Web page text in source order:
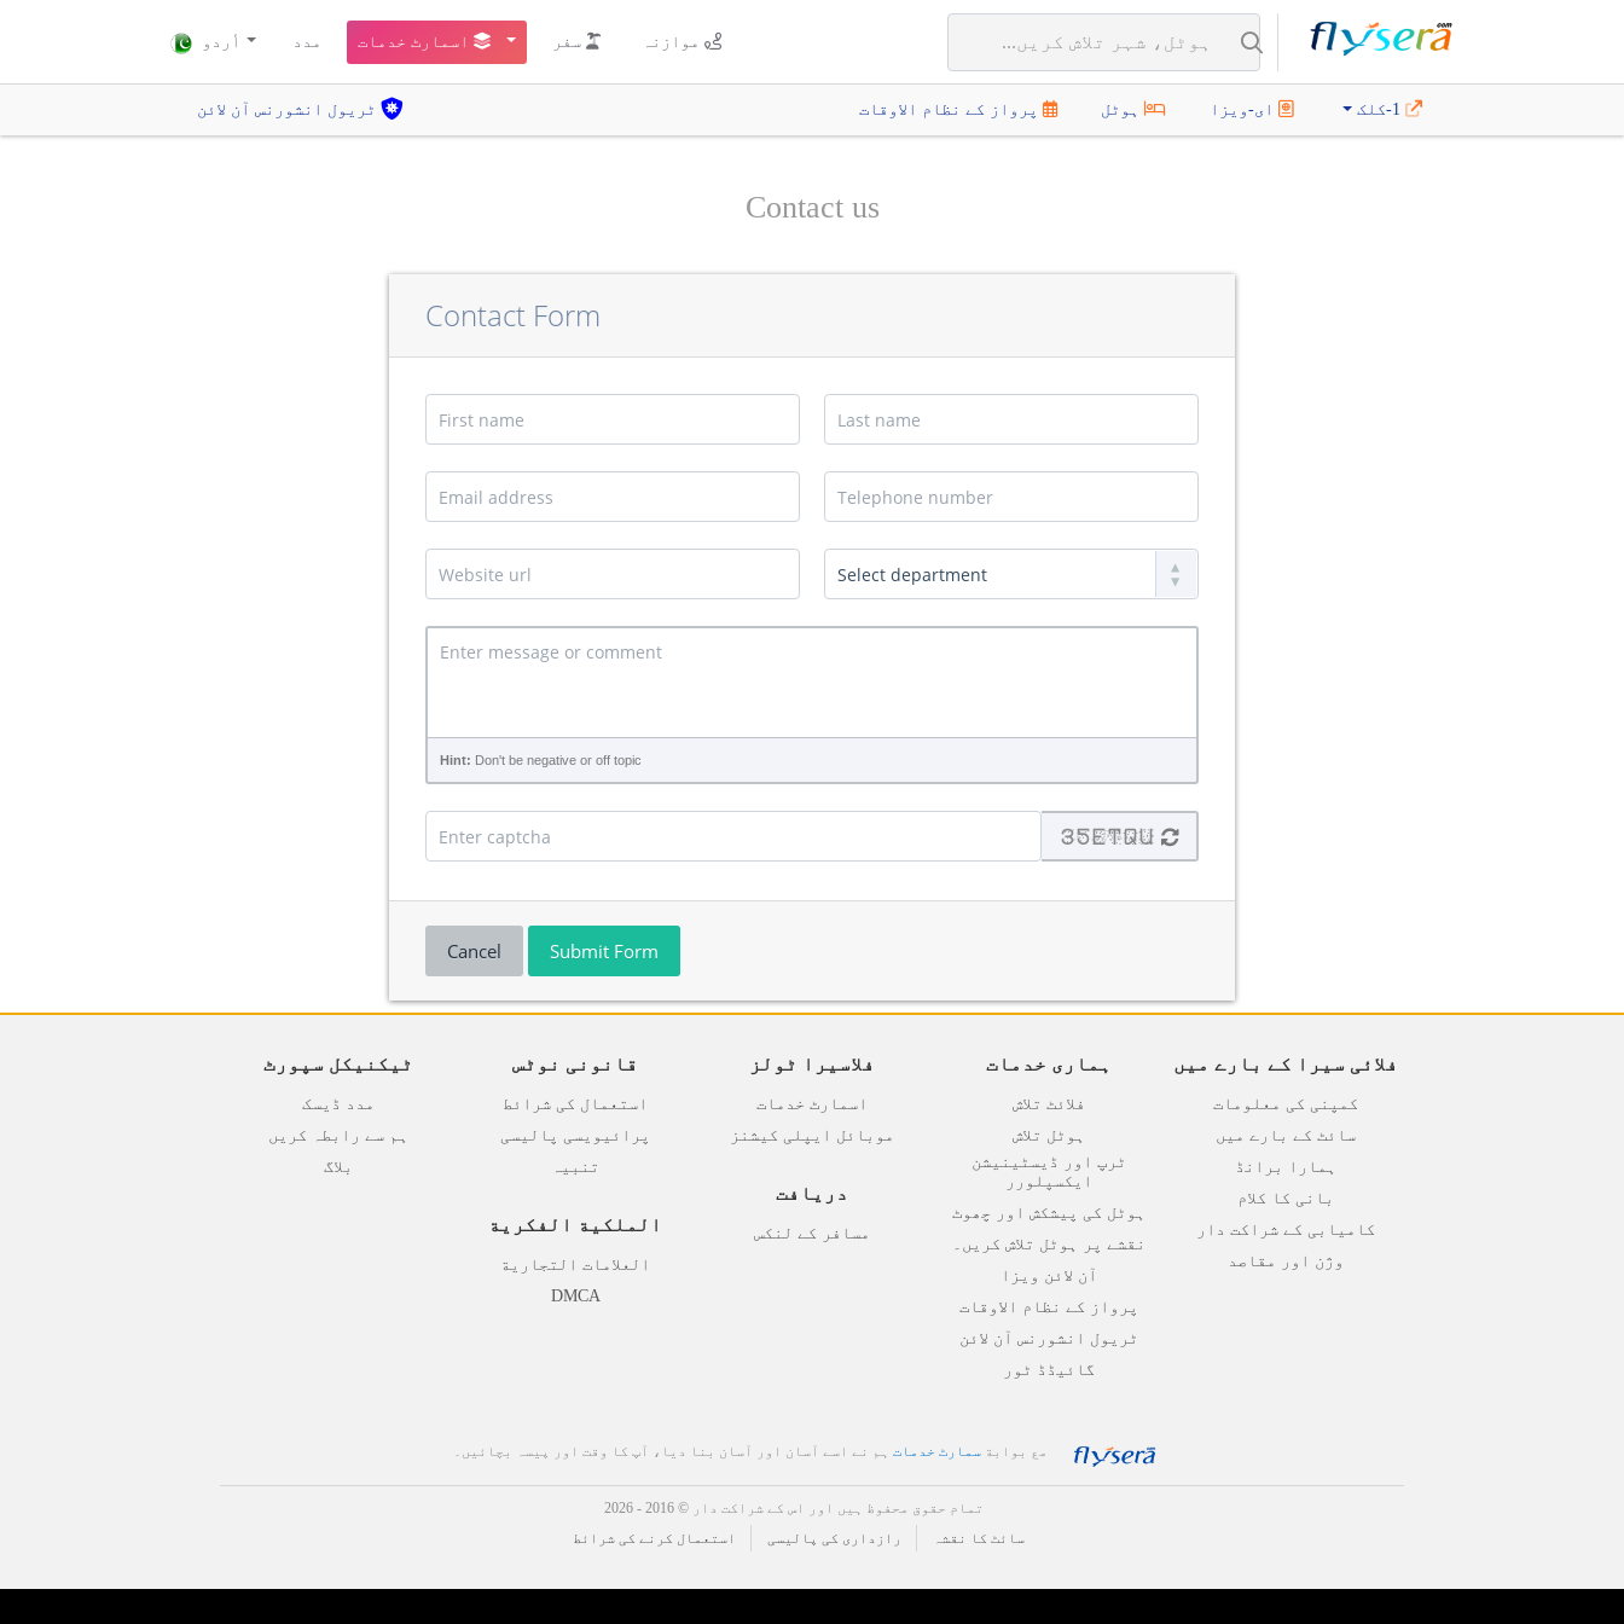
موازنہ سفر اسمارٹ خدمات مدد أردو
ای-ویزا ہوٹل پرواز کے نظام الاوقات ٹریول انشورنس آن لائن
Contact us
Contact Form
Hint: Don't be negative or off topic
Cancel Submit Form
ٹیکنیکل سپورٹ
مدد ڈیسک
ہم سے رابطہ کریں
بلاگ
قانونی نوٹس
استعمال کی شرائط
پرائیویسی پالیسی
تنبیہ
الملكية الفكرية
العلامات التجارية
DMCA
فلاسیرا ٹولز
اسمارٹ خدمات
موبائل ایپلی کیشنز
دریافت
مسافر کے لنکس
ہماری خدمات
فلائٹ تلاش
ہوٹل تلاش
ٹرپ اور ڈیسٹینیشن
ایکسپلورر
ہوٹل کی پیشکش اور چھوٹ
نقشے پر ہوٹل تلاش کریں۔
آن لائن ویزا
پرواز کے نظام الاوقات
ٹریول انشورنس آن لائن
گائیڈڈ ٹور
فلائی سیرا کے بارے میں
کمپنی کی معلومات
سائٹ کے بارے میں
ہمارا برانڈ
بانی کا کلام
کامیابی کے شراکت دار
وژن اور مقاصد
مع بوابةسمارٹ خدمات
تمام حقوق محفوظ ہیں اور اس کے شراکت دار © 2016
- 2026
استعمال کرنے کی شرائط
رازداری کی پالیسی سائٹ کا نقشہ